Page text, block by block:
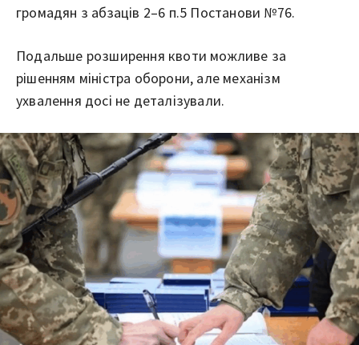
громадян з абзаців 2–6 п.5 Постанови №76.
Подальше розширення квоти можливе за
рішенням міністра оборони, але механізм
ухвалення досі не деталізували.